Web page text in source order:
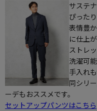
サステ
ぴった
表情豊
に仕上
ストレ
洗濯可
手入れも
同シリ
ーデもおススメです。
セットアップパンツはこちら